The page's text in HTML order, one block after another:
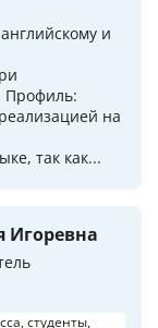
и
Профиль:
на
так как...
Игоревна
студенты,